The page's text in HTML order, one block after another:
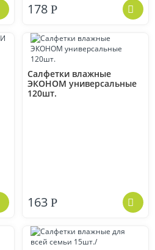
178 Р
Салфетки влажные
ЭКОНОМ универсальные
120шт.
163 Р